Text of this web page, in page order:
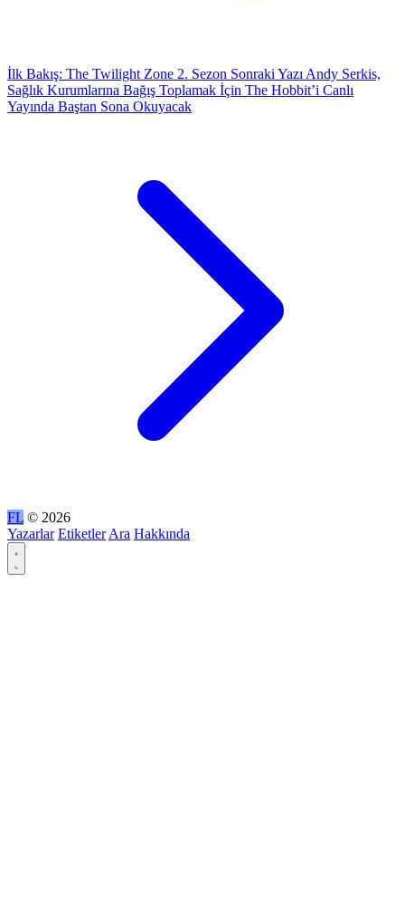
İlk Bakış: The Twilight Zone 2. Sezon Sonraki Yazı Andy Serkis,
Sağlık Kurumlarına Bağış Toplamak İçin The Hobbit’i Canlı
Yayında Baştan Sona Okuyacak
FL © 2026
Yazarlar Etiketler Ara Hakkında